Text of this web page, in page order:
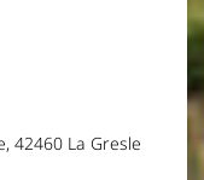
42460 La Gresle